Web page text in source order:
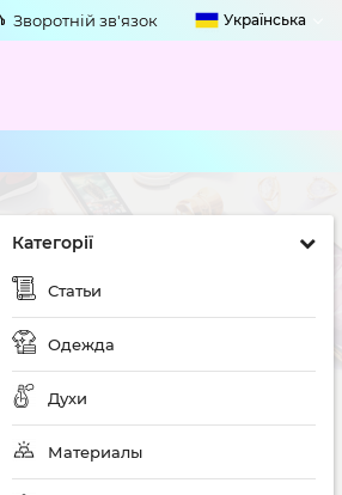
Зворотній зв'язок Українська
Категорії
Статьи
Одежда
Духи
Материалы